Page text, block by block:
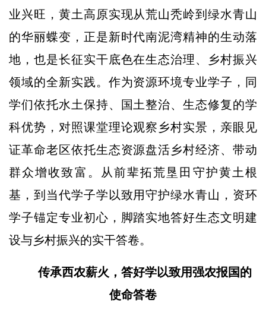
业兴旺，黄土高原实现从荒山秃岭到绿水青山
的华丽蝶变，正是新时代南泥湾精神的生动落
地，也是长征实干底色在生态治理、乡村振兴
领域的全新实践。作为资源环境专业学子，同
学们依托水土保持、国土整治、生态修复的学
科优势，对照课堂理论观察乡村实景，亲眼见
证革命老区依托生态资源盘活乡村经济、带动
群众增收致富。从前辈拓荒垦田守护黄土根
基，到当代学子学以致用守护绿水青山，资环
学子锚定专业初心，脚踏实地答好生态文明建
设与乡村振兴的实干答卷。
传承西农薪火，答好学以致用强农报国的
使命答卷